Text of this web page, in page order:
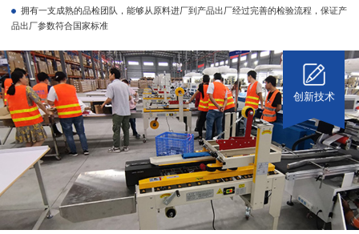
拥有一支成熟的品检团队，能够从原料进厂到产品出厂经过完善的检验流程，保证产
品出厂参数符合国家标准
创新技术